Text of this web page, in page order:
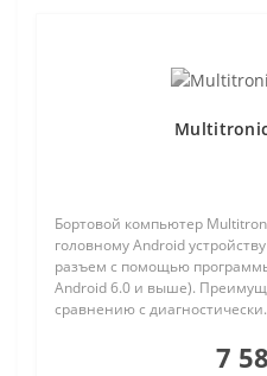
Бортовой компьютер
головному Android
разъем с помощью
Android 6.0 и выше).
сравнению с
7